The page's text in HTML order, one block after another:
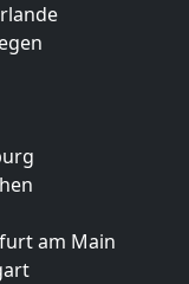
am Main